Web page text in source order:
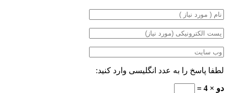
لطفا پاسخ را به عدد انگلیسی وارد کنید:
دو × 4 =